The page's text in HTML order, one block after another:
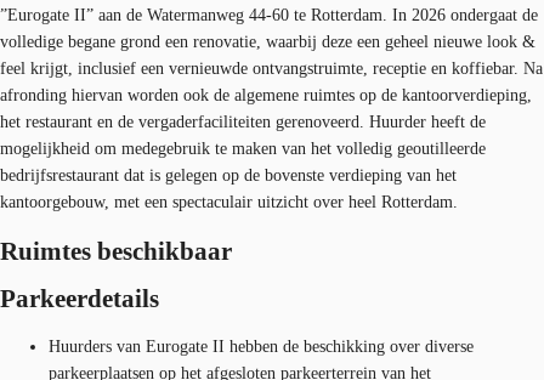
”Eurogate II” aan de Watermanweg 44-60 te Rotterdam. In 2026 ondergaat de
volledige begane grond een renovatie, waarbij deze een geheel nieuwe look &
feel krijgt, inclusief een vernieuwde ontvangstruimte, receptie en koffiebar. Na
afronding hiervan worden ook de algemene ruimtes op de kantoorverdieping,
het restaurant en de vergaderfaciliteiten gerenoveerd. Huurder heeft de
mogelijkheid om medegebruik te maken van het volledig geoutilleerde
bedrijfsrestaurant dat is gelegen op de bovenste verdieping van het
kantoorgebouw, met een spectaculair uitzicht over heel Rotterdam.
Ruimtes beschikbaar
Parkeerdetails
Huurders van Eurogate II hebben de beschikking over diverse
parkeerplaatsen op het afgesloten parkeerterrein van het